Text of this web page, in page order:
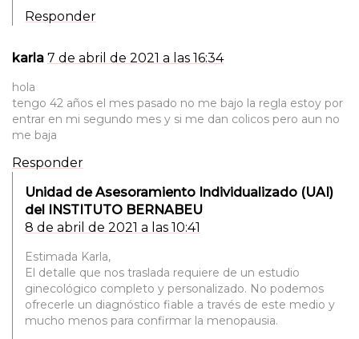
Responder
karla 7 de abril de 2021 a las 16:34
hola
tengo 42 años el mes pasado no me bajo la regla estoy por
entrar en mi segundo mes y si me dan colicos pero aun no
me baja
Responder
Unidad de Asesoramiento Individualizado (UAI)
del INSTITUTO BERNABEU
8 de abril de 2021 a las 10:41
Estimada Karla,
El detalle que nos traslada requiere de un estudio
ginecológico completo y personalizado. No podemos
ofrecerle un diagnóstico fiable a través de este medio y
mucho menos para confirmar la menopausia.